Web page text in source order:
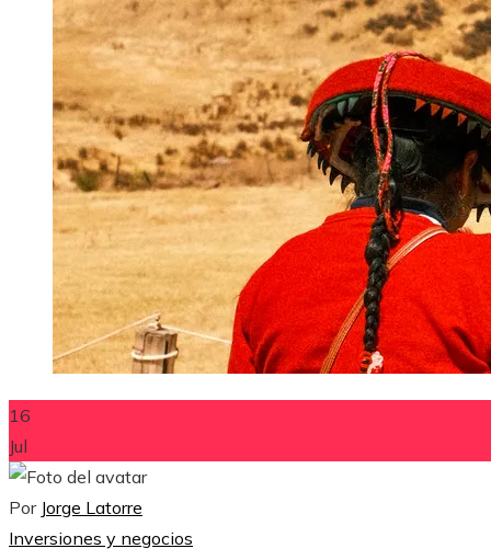
16
Jul
Por Jorge Latorre
Inversiones y negocios